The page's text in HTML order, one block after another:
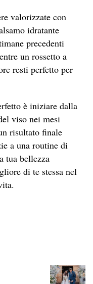
valorizzate con
idratante
precedenti
un rossetto a
resti perfetto per
è iniziare dalla
viso nei mesi
risultato finale
a una routine di
tua bellezza
di te stessa nel